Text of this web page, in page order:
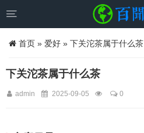

首页 » 爱好 » 下关沱茶属于什么茶
下关沱茶属于什么茶
admin 2025-09-05 0